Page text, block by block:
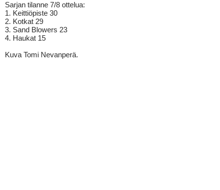
Sarjan tilanne 7/8 ottelua:
1. Keittiöpiste 30
2. Kotkat 29
3. Sand Blowers 23
4. Haukat 15
Kuva Tomi Nevanperä.